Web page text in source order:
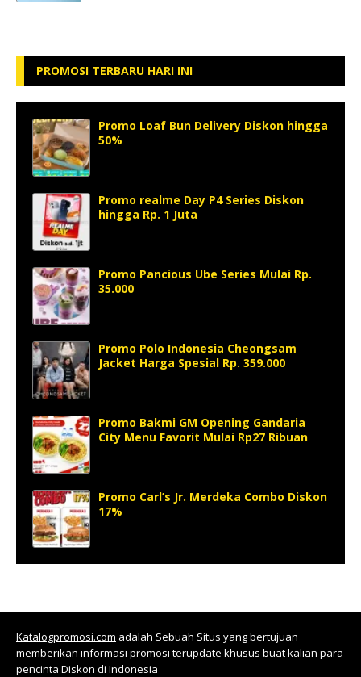
PROMOSI TERBARU HARI INI
Promo Loaf Bun Delivery Diskon hingga
50%
Promo realme Day P4 Series Diskon
hingga Rp. 1 Juta
Promo Pancious Ube Series Mulai Rp.
35.000
Promo Polo Indonesia Cheongsam
Jacket Harga Spesial Rp. 359.000
Promo Bakmi GM Opening Gandaria
City Menu Favorit Mulai Rp27 Ribuan
Promo Carl’s Jr. Merdeka Combo Diskon
17%
Katalogpromosi.com adalah Sebuah Situs yang bertujuan
memberikan informasi promosi terupdate khusus buat kalian para
pencinta Diskon di Indonesia